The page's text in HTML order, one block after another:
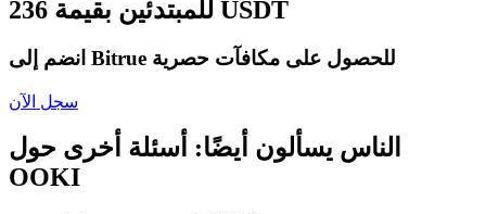
كن متداول نسخ
استمتع بتقاسم الأرباح وعمولات نسخ التداول
للمبتدئين بقيمة 236 USDT
انضم إلى Bitrue للحصول على مكافآت حصرية
سجل الآن
الناس يسألون أيضًا: أسئلة أخرى حول
OOKI